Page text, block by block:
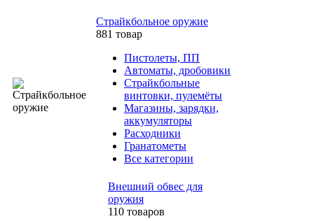
Страйкбольное оружие
881 товар
Пистолеты, ПП
Автоматы, дробовики
Страйкбольные
винтовки, пулемёты
Магазины, зарядки,
аккумуляторы
Расходники
Гранатометы
Все категории
Внешний обвес для
оружия
110 товаров